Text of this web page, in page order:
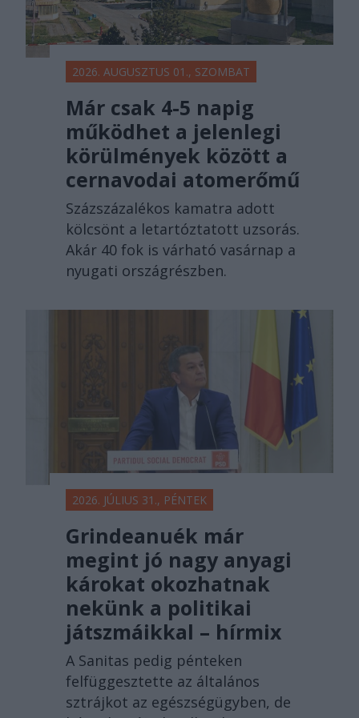
2026. AUGUSZTUS 01., SZOMBAT
Már csak 4-5 napig
működhet a jelenlegi
körülmények között a
cernavodai atomerőmű
Százszázalékos kamatra adott
kölcsönt a letartóztatott uzsorás.
Akár 40 fok is várható vasárnap a
nyugati országrészben.
2026. JÚLIUS 31., PÉNTEK
Grindeanuék már
megint jó nagy anyagi
károkat okozhatnak
nekünk a politikai
játszmáikkal – hírmix
A Sanitas pedig pénteken
felfüggesztette az általános
sztrájkot az egészségügyben, de